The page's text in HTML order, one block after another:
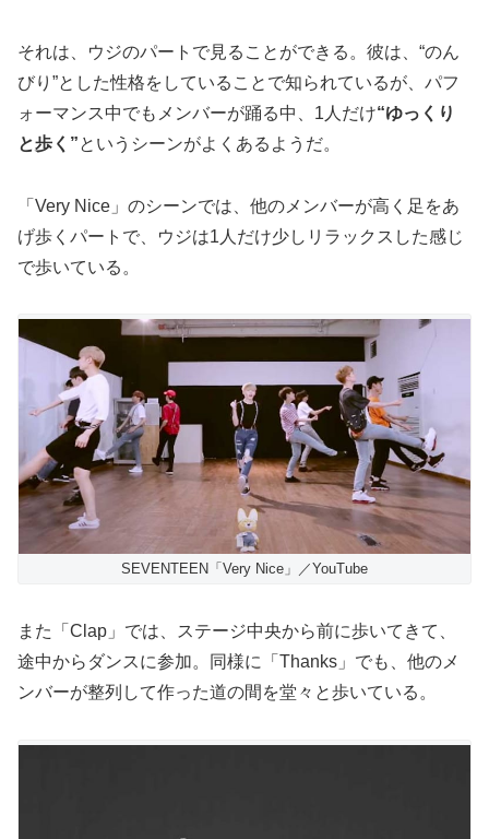
それは、ウジのパートで見ることができる。彼は、“のん
びり”とした性格をしていることで知られているが、パフ
ォーマンス中でもメンバーが踊る中、1人だけ“ゆっくり
と歩く”というシーンがよくあるようだ。
「Very Nice」のシーンでは、他のメンバーが高く足をあ
げ歩くパートで、ウジは1人だけ少しリラックスした感じ
で歩いている。
SEVENTEEN「Very Nice」／YouTube
また「Clap」では、ステージ中央から前に歩いてきて、
途中からダンスに参加。同様に「Thanks」でも、他のメ
ンバーが整列して作った道の間を堂々と歩いている。